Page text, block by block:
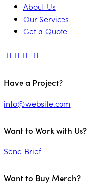
About Us
Our Services
Get a Quote
Have a Project?
info@website.com
Want to Work with Us?
Send Brief
Want to Buy Merch?